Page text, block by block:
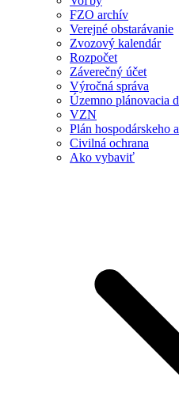
FZO archív
Verejné obstarávanie
Zvozový kalendár
Rozpočet
Záverečný účet
Výročná správa
Územno plánovacia
VZN
Plán hospodárskeho
Civilná ochrana
Ako vybaviť